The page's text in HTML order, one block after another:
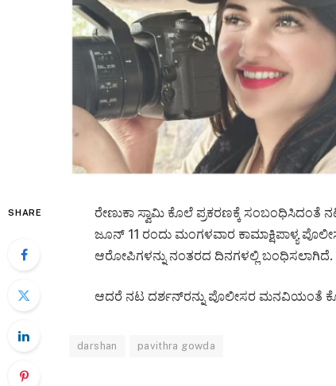
SHARE
ರೇಣುಕಾ ಸ್ವಾಮಿ ಕೊಲೆ ಪ್ರಕರಣಕ್ಕೆ
ಜೂನ್ 11 ರಂದು​ ಮಂಗಳವಾರ ಕಾಮಾಕ್ಷಿಪಾಳ್ಯ
ಆರೋಪಿಗಳನ್ನು ನಂತರದ ದಿನಗಳಲ್ಲಿ ಬಂಧಿಸಲಾಗಿದೆ.
ಆದರೆ ನಟ ದರ್ಶನ್‌ರನ್ನು ಪೊಲೀಸರ ಮನವಿಯಂತೆ
darshan pavithra gowda